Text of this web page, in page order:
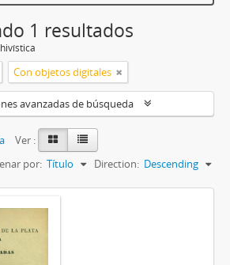
1 resultados
Con objetos digitales
avanzadas de búsqueda
Ver :
por: Título Direction: Descending